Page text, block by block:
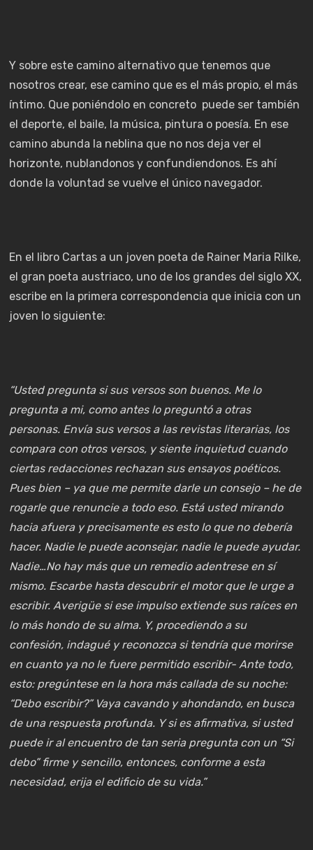
Y sobre este camino alternativo que tenemos que
nosotros crear, ese camino que es el más propio, el más
íntimo. Que poniéndolo en concreto puede ser también
el deporte, el baile, la música, pintura o poesía. En ese
camino abunda la neblina que no nos deja ver el
horizonte, nublandonos y confundiendonos. Es ahí
donde la voluntad se vuelve el único navegador.
En el libro Cartas a un joven poeta de Rainer Maria Rilke,
el gran poeta austriaco, uno de los grandes del siglo XX,
escribe en la primera correspondencia que inicia con un
joven lo siguiente:
“Usted pregunta si sus versos son buenos. Me lo
pregunta a mi, como antes lo preguntó a otras
personas. Envía sus versos a las revistas literarias, los
compara con otros versos, y siente inquietud cuando
ciertas redacciones rechazan sus ensayos poéticos.
Pues bien – ya que me permite darle un consejo – he de
rogarle que renuncie a todo eso. Está usted mirando
hacia afuera y precisamente es esto lo que no debería
hacer. Nadie le puede aconsejar, nadie le puede ayudar.
Nadie…No hay más que un remedio adentrese en sí
mismo. Escarbe hasta descubrir el motor que le urge a
escribir. Averigüe si ese impulso extiende sus raíces en
lo más hondo de su alma. Y, procediendo a su
confesión, indagué y reconozca si tendría que morirse
en cuanto ya no le fuere permitido escribir- Ante todo,
esto: pregúntese en la hora más callada de su noche:
“Debo escribir?” Vaya cavando y ahondando, en busca
de una respuesta profunda. Y si es afirmativa, si usted
puede ir al encuentro de tan seria pregunta con un “Si
debo” firme y sencillo, entonces, conforme a esta
necesidad, erija el edificio de su vida.”